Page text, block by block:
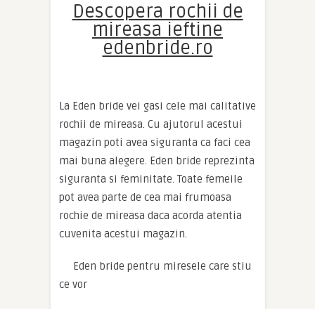
Descopera rochii de
mireasa ieftine
edenbride.ro
La Eden bride vei gasi cele mai calitative
rochii de mireasa. Cu ajutorul acestui
magazin poti avea siguranta ca faci cea
mai buna alegere. Eden bride reprezinta
siguranta si feminitate. Toate femeile
pot avea parte de cea mai frumoasa
rochie de mireasa daca acorda atentia
cuvenita acestui magazin.
Eden bride pentru miresele care stiu
ce vor